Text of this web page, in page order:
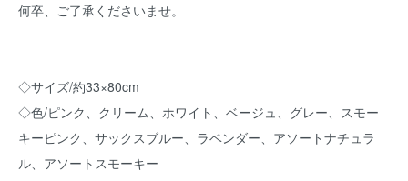
何卒、ご了承くださいませ。
◇サイズ/約33×80cm
◇色/ピンク、クリーム、ホワイト、ベージュ、グレー、スモー
キーピンク、サックスブルー、ラベンダー、アソートナチュラ
ル、アソートスモーキー